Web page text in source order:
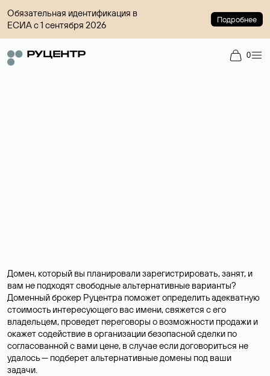
Обязательная идентификация в
ЕСИА с 1 сентября 2026
Подробнее
0
Домен, который вы планировали зарегистрировать, занят, и
вам не подходят свободные альтернативные варианты?
Доменный брокер Руцентра поможет определить адекватную
стоимость интересующего вас имени, свяжется с его
владельцем, проведет переговоры о возможности продажи и
окажет содействие в организации безопасной сделки по
согласованной с вами цене, в случае если договориться не
удалось — подберет альтернативные домены под ваши
задачи.